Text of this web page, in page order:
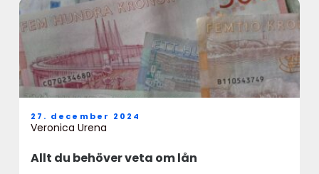
Allt du behöver veta om lån
27. december 2024
Veronica Urena